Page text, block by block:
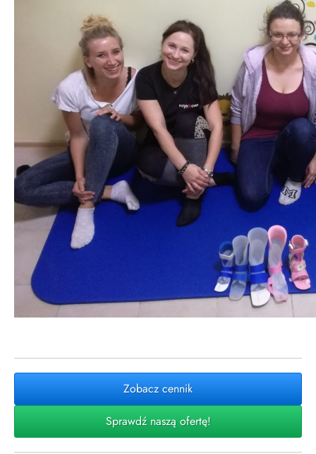
Zobacz cennik
Sprawdź naszą ofertę!